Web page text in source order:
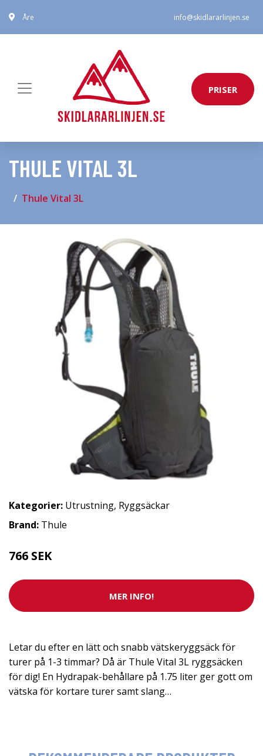
Åre info@skidlararlinjen.se
PRISER
THULE VITAL 3L
Thule Vital 3L
Kategorier: Utrustning, Ryggsäckar
Brand: Thule
766 SEK
MER INFO!
Letar du efter en lätt och snabb vätskeryggsäck för
turer på 1-3 timmar? Då är Thule Vital 3L ryggsäcken
för dig! En Hydrapak-behållare på 1.75 liter ger gott om
vätska för kortare turer samt slang…